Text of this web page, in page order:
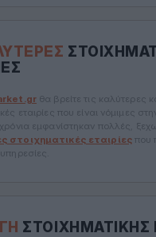
θα βρείτε τις καλύτερες
εταιρίες που είναι νόμιμες
εμφανίστηκαν πολλές,
στοιχηματικές εταιρίεςπου
ΣΤΟΙΧΗΜΑΤΙΚΉΣ